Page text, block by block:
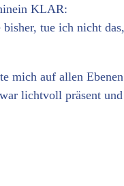
KLAR:
tue ich nicht
mich auf allen
lichtvoll präsent